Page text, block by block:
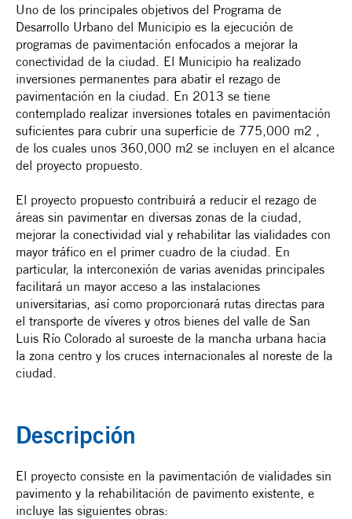
Uno de los principales objetivos del Programa de
Desarrollo Urbano del Municipio es la ejecución de
programas de pavimentación enfocados a mejorar la
conectividad de la ciudad. El Municipio ha realizado
inversiones permanentes para abatir el rezago de
pavimentación en la ciudad. En 2013 se tiene
contemplado realizar inversiones totales en pavimentación
suficientes para cubrir una superficie de 775,000 m2 ,
de los cuales unos 360,000 m2 se incluyen en el alcance
del proyecto propuesto.
El proyecto propuesto contribuirá a reducir el rezago de
áreas sin pavimentar en diversas zonas de la ciudad,
mejorar la conectividad vial y rehabilitar las vialidades con
mayor tráfico en el primer cuadro de la ciudad. En
particular, la interconexión de varias avenidas principales
facilitará un mayor acceso a las instalaciones
universitarias, así como proporcionará rutas directas para
el transporte de víveres y otros bienes del valle de San
Luis Río Colorado al suroeste de la mancha urbana hacia
la zona centro y los cruces internacionales al noreste de la
ciudad.
Descripción
El proyecto consiste en la pavimentación de vialidades sin
pavimento y la rehabilitación de pavimento existente, e
incluye las siguientes obras: